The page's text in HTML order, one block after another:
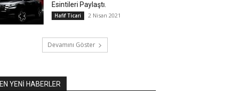
Esintileri Paylaştı.
Hafif Ticari 2 Nisan 2021
Devamını Göster
EN YENİ HABERLER